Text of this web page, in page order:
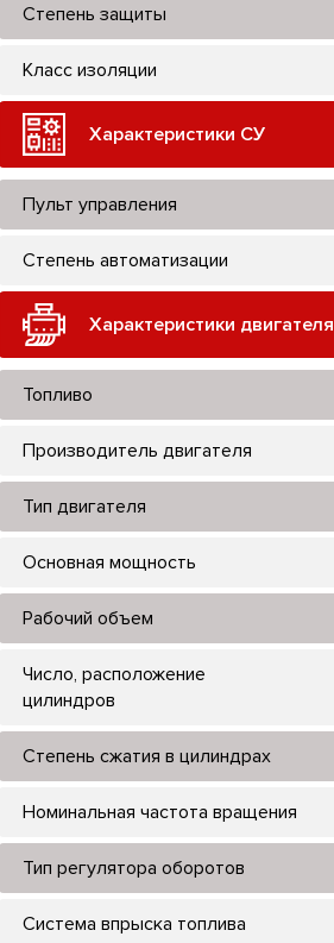
Степень защиты
Класс изоляции
Характеристики СУ
Пульт управления
Степень автоматизации
Характеристики двигателя
Топливо
Производитель двигателя
Тип двигателя
Основная мощность
Рабочий объем
Число, расположение
цилиндров
Степень сжатия в цилиндрах
Номинальная частота вращения
Тип регулятора оборотов
Система впрыска топлива